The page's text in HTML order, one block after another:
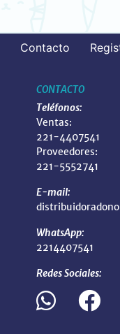
Contacto
CONTACTO
Teléfonos:
Ventas:
221-4407541
Proveedores:
221-5552741
E-mail:
WhatsApp:
2214407541
Redes Sociales: